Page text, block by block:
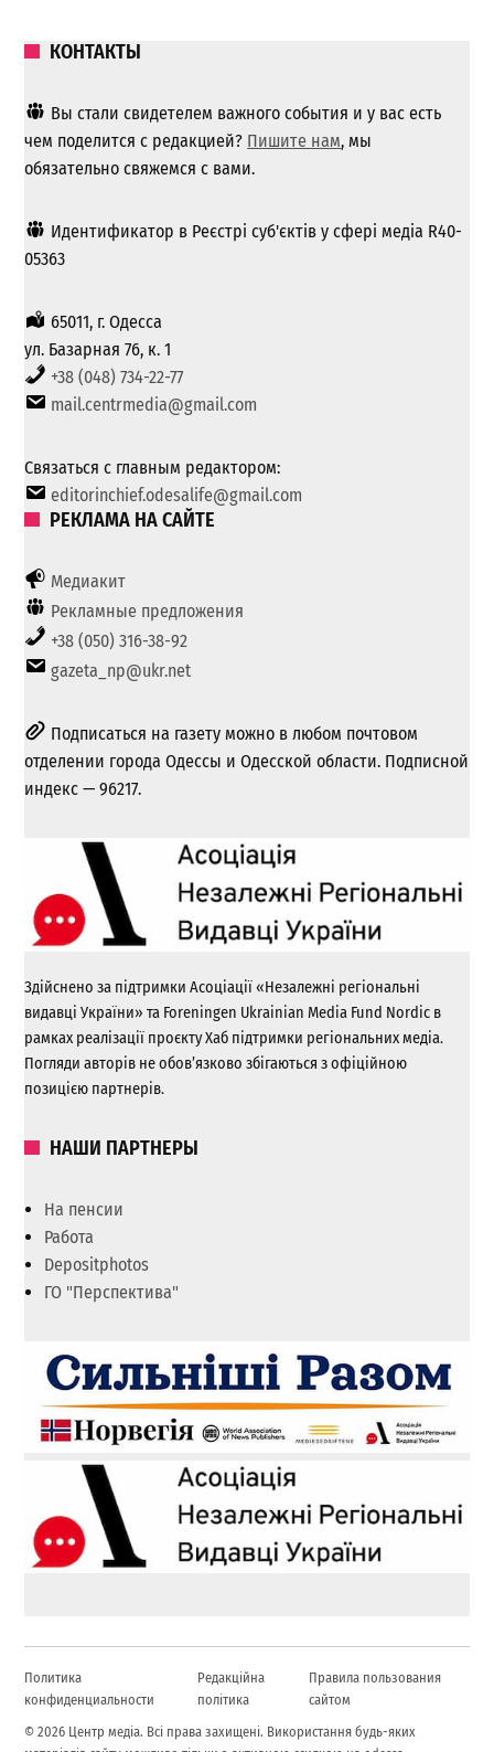
КОНТАКТЫ
Вы стали свидетелем важного события и у вас есть
чем поделится с редакцией? Пишите нам, мы
обязательно свяжемся с вами.
Идентификатор в Реєстрі суб'єктів у сфері медіа R40-
05363
65011, г. Одесса
ул. Базарная 76, к. 1
+38 (048) 734-22-77
mail.centrmedia@gmail.com
Связаться с главным редактором:
editorinchief.odesalife@gmail.com
РЕКЛАМА НА САЙТЕ
Медиакит
Рекламные предложения
+38 (050) 316-38-92
gazeta_np@ukr.net
Подписаться на газету можно в любом почтовом
отделении города Одессы и Одесской области. Подписной
индекс — 96217.
Здійснено за підтримки Асоціації «Незалежні регіональні
видавці України» та Foreningen Ukrainian Media Fund Nordic в
рамках реалізації проєкту Хаб підтримки регіональних медіа.
Погляди авторів не обов’язково збігаються з офіційною
позицією партнерів.
НАШИ ПАРТНЕРЫ
На пенсии
Работа
Depositphotos
ГО "Перспектива"
Политика
конфиденциальности
Редакційна
політика
Правила пользования
сайтом
© 2026 Центр медіа. Всі права захищені. Використання будь-яких